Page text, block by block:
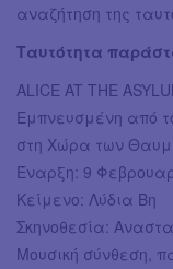
αναζήτηση της
Ταυτότητα
ALICE AT THE
Εμπνευσμένη από
στη Χώρα των
Έναρξη: 9
Κείμενο: Λύδια Βη
Σκηνοθεσία:
Μουσική σύνθεση,